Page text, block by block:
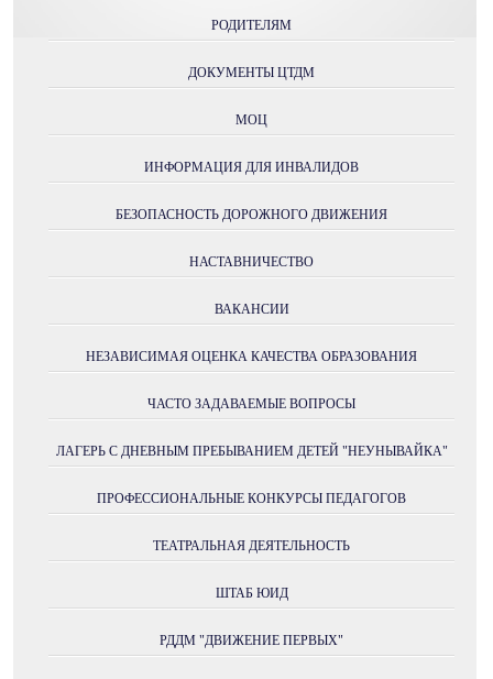
РОДИТЕЛЯМ
ДОКУМЕНТЫ ЦТДМ
МОЦ
ИНФОРМАЦИЯ ДЛЯ ИНВАЛИДОВ
БЕЗОПАСНОСТЬ ДОРОЖНОГО ДВИЖЕНИЯ
НАСТАВНИЧЕСТВО
ВАКАНСИИ
НЕЗАВИСИМАЯ ОЦЕНКА КАЧЕСТВА ОБРАЗОВАНИЯ
ЧАСТО ЗАДАВАЕМЫЕ ВОПРОСЫ
ЛАГЕРЬ С ДНЕВНЫМ ПРЕБЫВАНИЕМ ДЕТЕЙ "НЕУНЫВАЙКА"
ПРОФЕССИОНАЛЬНЫЕ КОНКУРСЫ ПЕДАГОГОВ
ТЕАТРАЛЬНАЯ ДЕЯТЕЛЬНОСТЬ
ШТАБ ЮИД
РДДМ "ДВИЖЕНИЕ ПЕРВЫХ"